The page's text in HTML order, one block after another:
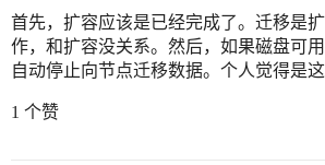
首先，扩容应该是已经完成了。迁移是
作，和扩容没关系。然后，如果磁盘可
自动停止向节点迁移数据。个人觉得是这
1 个赞